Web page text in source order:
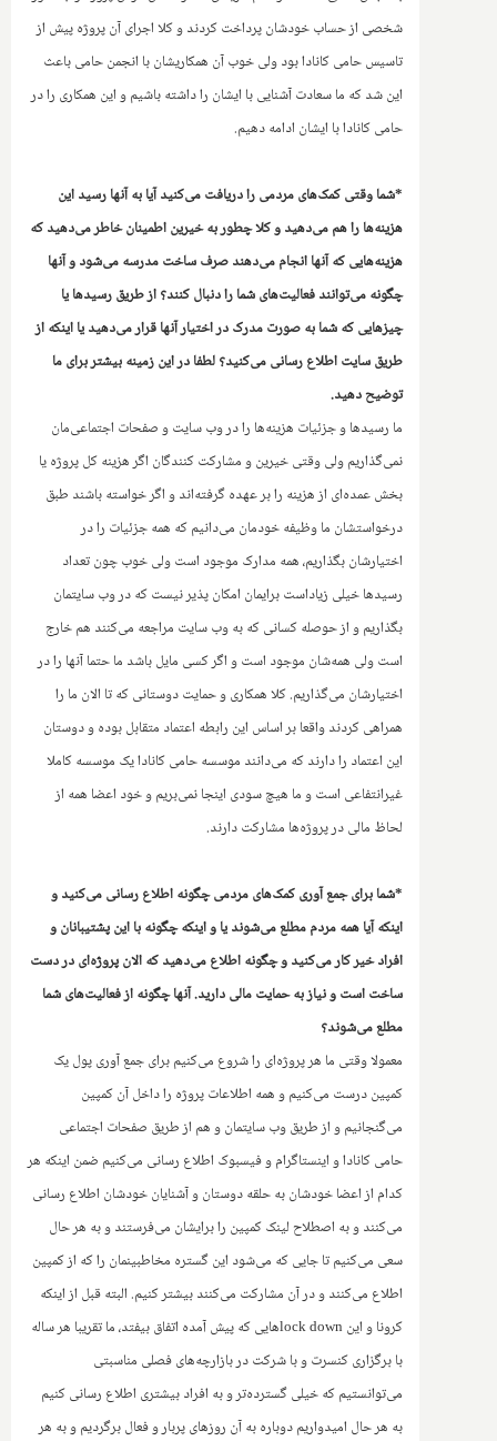
شخصی از حساب خودشان پرداخت کردند و کلا اجرای آن پروژه پیش از
تاسیس حامی کانادا بود ولی خوب آن همکاریشان با انجمن حامی باعث
این شد که ما سعادت آشنایی با ایشان را داشته باشیم و این همکاری را در
حامی کانادا با ایشان ادامه دهیم.
*‌شما وقتی کمک‌های مردمی را دریافت می‌کنید آیا به آنها رسید این
هزینه‌ها را هم می‌دهید و کلا چطور به خیرین اطمینان خاطر می‌دهید که
هزینه‌هایی که آنها‌ انجام می‌دهند صرف ساخت مدرسه می‌شود و آنها
چگونه می‌توانند فعالیت‌های شما را دنبال کنند؟ از طریق رسیدها یا
چیزهایی که شما به صورت مدرک در اختیار آنها قرار می‌دهید یا اینکه از
طریق سایت اطلاع رسانی می‌کنید؟ لطفا در این زمینه بیشتر برای ما
توضیح دهید.
ما رسیدها و جزئیات هزینه‌ها را در وب سایت و صفحات اجتماعی‌مان
نمی‌گذاریم ولی ‌وقتی خیرین و مشارکت کنندگان اگر هزینه کل پروژه یا
بخش عمده‌ای از هزینه را بر عهده گرفته‌اند و اگر خواسته باشند طبق
درخواستشان ما وظیفه خودمان می‌دانیم که همه جزئیات را در
اختیارشان بگذاریم، همه مدارک موجود است ولی خوب چون تعداد
رسیدها خیلی زیاداست برایمان امکان پذیر نیست که در وب سایتمان
بگذاریم و از حوصله کسانی که به وب سایت مراجعه می‌کنند هم خارج
است ولی همه‌شان موجود است و اگر کسی مایل باشد ما حتما آنها را در
اختیارشان می‌گذاریم. کلا همکاری و حمایت دوستانی که تا الان ما ر‌ا
همراهی کردند واقعا بر اساس‌ این رابطه اعتماد متقابل بوده و دوستان
این اعتماد را دارند که می‌دانند موسسه حامی کانادا یک موسسه کاملا
غیرانتفاعی است و ما هیچ سودی اینجا نمی‌بریم و خود اعضا همه از
لحاظ مالی در پروژه‌ها ‌مشارکت دارند.
*شما برای جمع آوری کمک‌های مردمی چگونه اطلاع رسانی می‌کنید و
اینکه آیا همه مردم مطلع می‌شوند یا و اینکه چگونه با این پشتیبانان و
افراد خیر کار می‌کنید و چگونه اطلاع می‌دهید که الان پروژه‌ای در دست
ساخت است و نیاز به حمایت مالی دارید. آنها چگونه از فعالیت‌های شما
مطلع می‌شوند؟
معمولا وقتی ما هر پروژه‌ای را شروع می‌کنیم برای جمع آوری پول یک
کمپین درست می‌کنیم و همه اطلاعات پروژه را داخل آن کمپین
می‌گنجانیم و از طریق وب سایتمان و هم از طریق صفحات اجتماعی
حامی کانادا و اینستاگرام و فیسبوک اطلاع رسانی می‌کنیم ضمن اینکه هر
کدام از اعضا خودشان به حلقه دوستان و آشنایان خودشان اطلاع رسانی
می‌کنند و به اصطلاح لینک کمپین را برایشان می‌فرستند و به هر حال
سعی می‌کنیم تا جایی که می‌شود این گستره مخاطبینمان را که از کمپین
اطلاع می‌کنند و در آن مشارکت می‌کنند بیشتر کنیم. البته قبل از اینکه
کرونا‌ و این lock downهایی که پیش آمده اتفاق بیفتد، ما تقریبا هر ساله
با برگزاری کنسرت و با شرکت در بازارچه‌های فصلی مناسبتی
می‌توانستیم که خیلی گسترده‌تر و به افراد بیشتری اطلاع رسانی کنیم
به هر حال امیدواریم دوباره به آن روزهای پربار و فعال برگردیم و به هر